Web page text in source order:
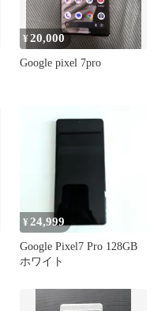
¥20,000
Google pixel 7pro
¥24,999
Google Pixel7 Pro 128GB
ホワイト